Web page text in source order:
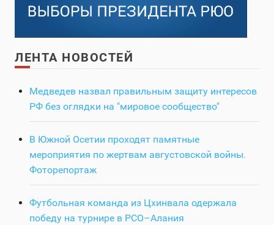
ЛЕНТА НОВОСТЕЙ
Медведев назвал правильным защиту интересов
РФ без оглядки на "мировое сообщество"
В Южной Осетии проходят памятные
мероприятия по жертвам августовской войны.
Фоторепортаж
Футбольная команда из Цхинвала одержала
победу на турнире в РСО–Алания